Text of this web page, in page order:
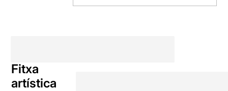
Fitxa
artística